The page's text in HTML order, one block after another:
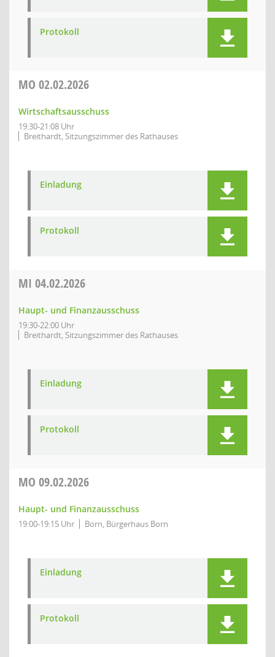
Protokoll
MO 02.02.2026
Wirtschaftsausschuss
19:30-21:08 Uhr
Breithardt, Sitzungszimmer des Rathauses
Einladung
Protokoll
MI 04.02.2026
Haupt- und Finanzausschuss
19:30-22:00 Uhr
Breithardt, Sitzungszimmer des Rathauses
Einladung
Protokoll
MO 09.02.2026
Haupt- und Finanzausschuss
19:00-19:15 Uhr Born, Bürgerhaus Born
Einladung
Protokoll